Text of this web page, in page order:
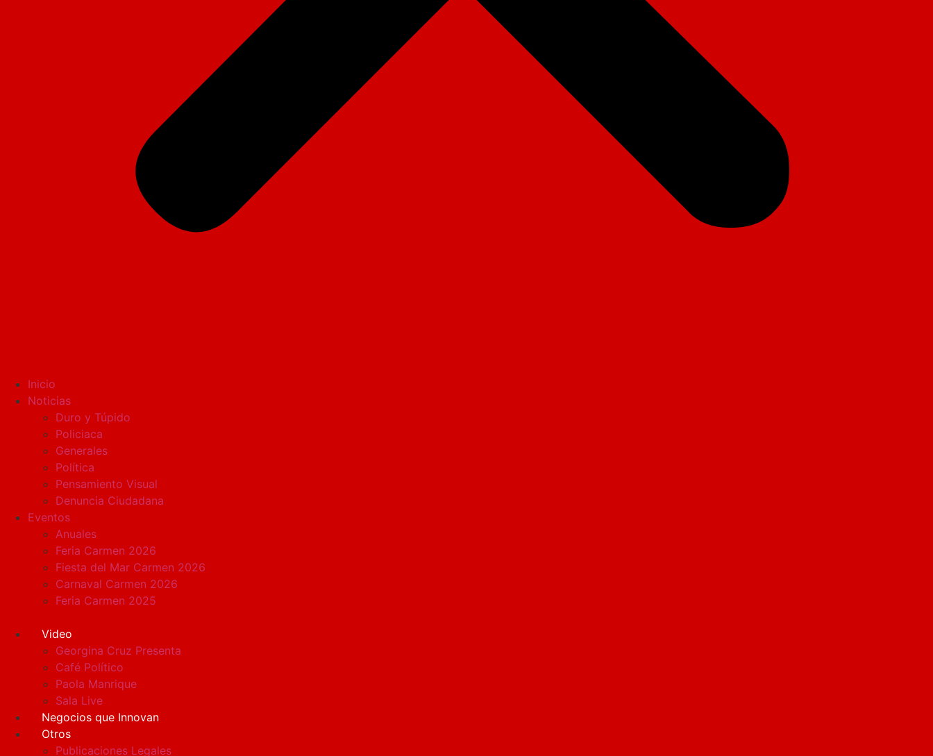
Inicio
Noticias
Duro y Túpido
Policiaca
Generales
Política
Pensamiento Visual
Denuncia Ciudadana
Eventos
Anuales
Feria Carmen 2026
Fiesta del Mar Carmen 2026
Carnaval Carmen 2026
Feria Carmen 2025
Video
Georgina Cruz Presenta
Café Político
Paola Manrique
Sala Live
Negocios que Innovan
Otros
Publicaciones Legales